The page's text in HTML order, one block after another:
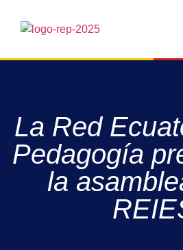
La Red
Pedagogía
la